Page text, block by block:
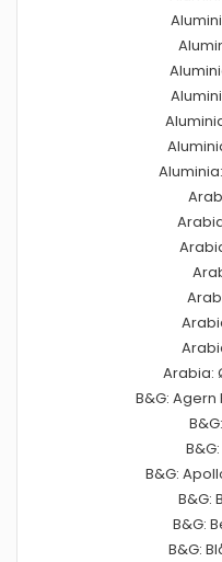
Arabia:
B&G:
B&G:
B&G:
B&G:
B&G: